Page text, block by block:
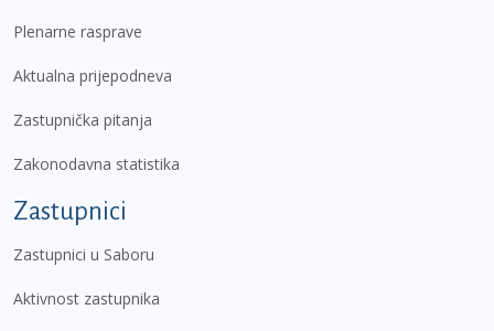
Plenarne rasprave
Aktualna prijepodneva
Zastupnička pitanja
Zakonodavna statistika
Zastupnici
Zastupnici u Saboru
Aktivnost zastupnika